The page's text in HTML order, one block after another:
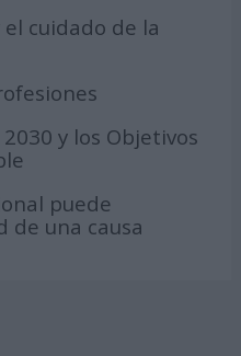
cuidado de la
y los Objetivos
puede
de una causa